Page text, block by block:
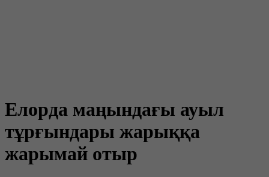
Елорда маңындағы ауыл
тұрғындары жарыққа
жарымай отыр